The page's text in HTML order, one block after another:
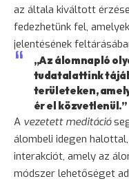
az általa kiváltott
fedezhetünk fel,
jelentésének
„Az álomnapló
tudatalattink
területeken,
ér el közvetlenül.”
A vezetett meditáció
álombeli idegen
interakciót, amely az
módszer lehetőséget